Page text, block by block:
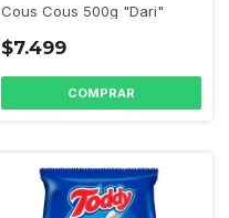
Cous Cous 500g "Dari"
$7.499